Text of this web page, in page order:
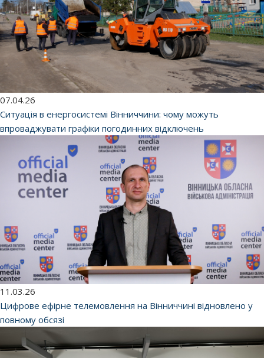
07.04.26
Ситуація в енергосистемі Вінниччини: чому можуть
впроваджувати графіки погодинних відключень
11.03.26
Цифрове ефірне телемовлення на Вінниччині відновлено у
повному обсязі